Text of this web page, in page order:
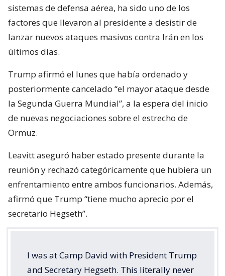
sistemas de defensa aérea, ha sido uno de los
factores que llevaron al presidente a desistir de
lanzar nuevos ataques masivos contra Irán en los
últimos días.
Trump afirmó el lunes que había ordenado y
posteriormente cancelado “el mayor ataque desde
la Segunda Guerra Mundial”, a la espera del inicio
de nuevas negociaciones sobre el estrecho de
Ormuz.
Leavitt aseguró haber estado presente durante la
reunión y rechazó categóricamente que hubiera un
enfrentamiento entre ambos funcionarios. Además,
afirmó que Trump “tiene mucho aprecio por el
secretario Hegseth”.
I was at Camp David with President Trump
and Secretary Hegseth. This literally never